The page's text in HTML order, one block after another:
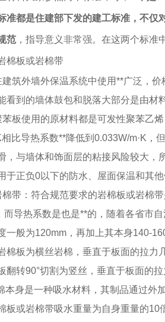
准都是住建部下发的建工标准，不仅
范 ，指导意义非常强。在这两个标准
棉板或岩棉带
筑外墙外保温系统中使用**广泛，
看到的墙体鼓包和脱落大部分是由材
板使用的原材料都是可发性聚苯乙
相比导热系数**降低到0.033W/m·K，
，与墙体和饰面层的粘接风险较大，
于正负0以下的防水、屋面保温和其
带：符合规范要求的岩棉板或岩棉
而导热系数是也是**的，随着各省市
一般为120mm，再加上其本身140-
棉板为横丝岩棉，垂直于板面的拉力
翻转90°切割为竖丝，垂直于板面的
本身是一种吸水材料，其制品通过外
板或岩棉带吸水重量为自身重量的10